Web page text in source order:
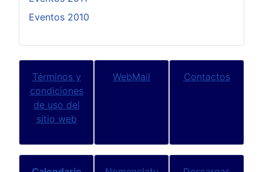
Eventos 2010
Términos y
condiciones
de uso del
sitio web
WebMail Contactos